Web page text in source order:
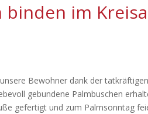
binden im
Bewohner dank der
gebundene Palmbuschen
gefertigt und zum Palmsonntag